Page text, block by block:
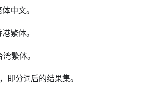
中文。
繁体。
繁体。
即分词后的结果集。